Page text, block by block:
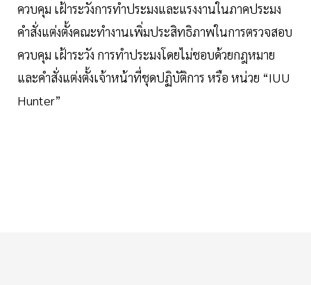
ควบคุม เฝ้าระวังการทำประมงและแรงงานในภาคประมง
คำสั่งแต่งตั้งคณะทำงานเพิ่มประสิทธิภาพในการตรวจสอบ
ควบคุม เฝ้าระวัง การทำประมงโดยไม่ชอบด้วยกฎหมาย
และคำสั่งแต่งตั้งเจ้าหน้าที่ชุดปฏิบัติการ หรือ หน่วย “IUU
Hunter”